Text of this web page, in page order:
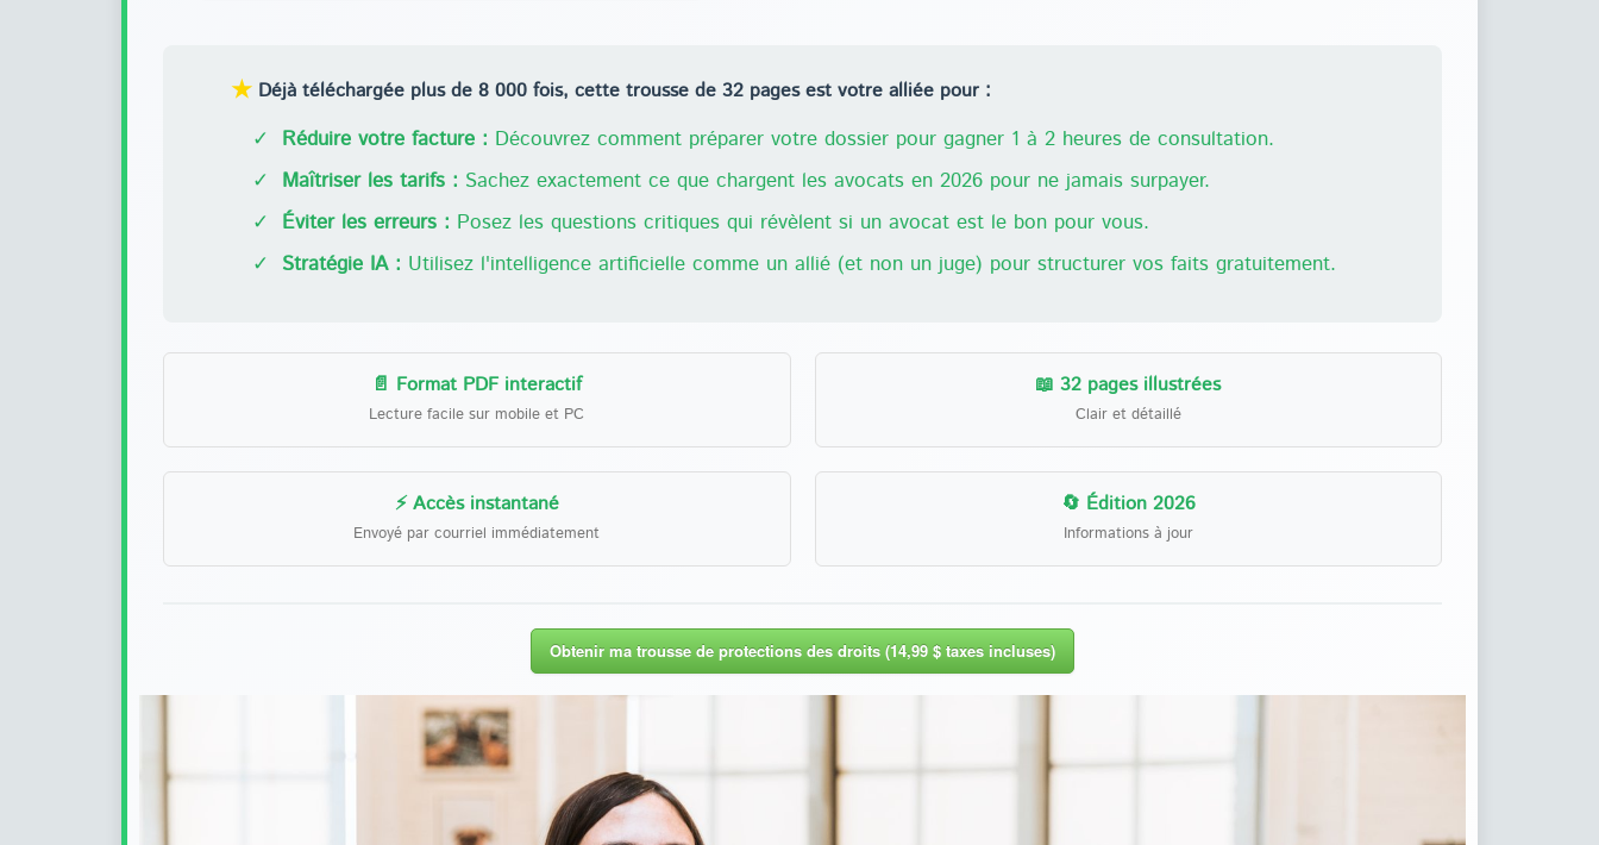
★ Déjà téléchargée plus de 8 000 fois, cette trousse de 32 pages est votre alliée pour :
✓ Réduire votre facture : Découvrez comment préparer votre dossier pour gagner 1 à 2 heures de consultation.
✓ Maîtriser les tarifs : Sachez exactement ce que chargent les avocats en 2026 pour ne jamais surpayer.
✓ Éviter les erreurs : Posez les questions critiques qui révèlent si un avocat est le bon pour vous.
✓ Stratégie IA : Utilisez l'intelligence artificielle comme un allié (et non un juge) pour structurer vos faits gratuitement.
📄 Format PDF interactif
Lecture facile sur mobile et PC
📖 32 pages illustrées
Clair et détaillé
⚡ Accès instantané
Envoyé par courriel immédiatement
🔄 Édition 2026
Informations à jour
Obtenir ma trousse de protections des droits (14,99 $ taxes incluses)